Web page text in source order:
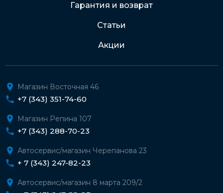
Гарантия и возврат
Статьи
Акции
Магазин Восточная 46
+7 (343) 351-74-60
Магазин Репина 107
+7 (343) 288-70-23
Автосервис/магазин Черепанова 23
+ 7 (343) 247-82-23
Автосервис/магазин 8 марта 209/2